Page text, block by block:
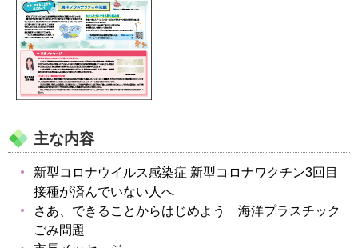
主な内容
新型コロナウイルス感染症 新型コロナワクチン3回目
接種が済んでいない人へ
さあ、できることからはじめよう 海洋プラスチック
ごみ問題